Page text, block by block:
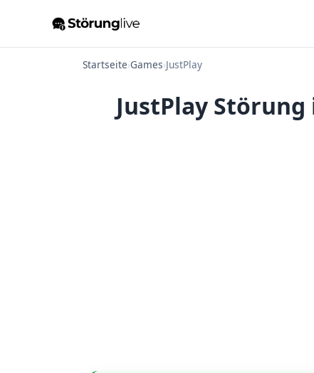
Startseite›Games›JustPlay
JustPlay